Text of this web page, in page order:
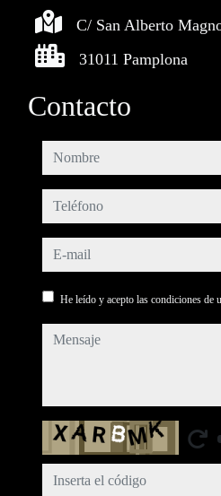
C/ San Alberto
31011 Pamplona
Contacto
nombre
teléfono
e-mail
He leído y acepto las condiciones de
mensaje
Captcha